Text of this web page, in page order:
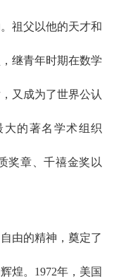
祖父以他的天才和
继青年时期在数学
又成为了世界公认
的著名学术组织
奖章、千禧金奖以
由的精神，奠定了
煌。1972年，美国